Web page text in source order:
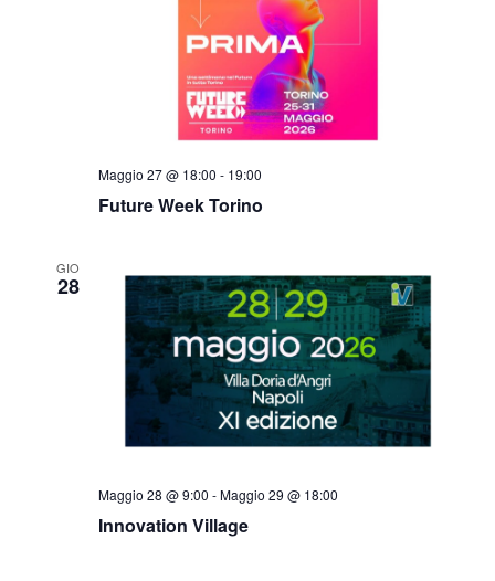
Future Week Torino
Maggio 27 @ 18:00 - 19:00
GIO
28
Innovation Village
Maggio 28 @ 9:00 -Maggio 29 @ 18:00